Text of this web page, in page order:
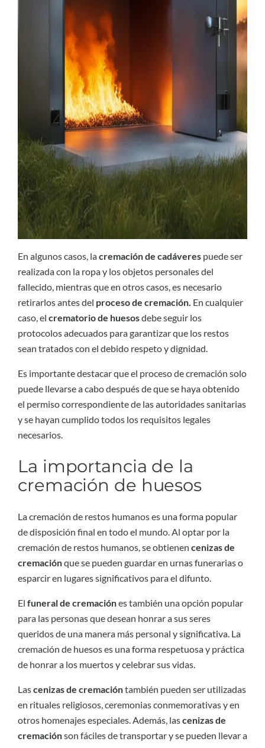
En algunos casos, lacremación de cadáveres puede ser
realizada con la ropa y los objetos personales del
fallecido, mientras que en otros casos, es necesario
retirarlos antes del proceso de cremación. En cualquier
caso, el crematorio de huesosdebe seguir los
protocolos adecuados para garantizar que los restos
sean tratados con el debido respeto y dignidad.
Es importante destacar que el proceso de cremación solo
puede llevarse a cabo después de que se haya obtenido
el permiso correspondiente de las autoridades sanitarias
y se hayan cumplido todos los requisitos legales
necesarios.
La importancia de la
cremación de huesos
La cremación de restos humanos es una forma popular
de disposición final en todo el mundo. Al optar por la
cremación de restos humanos, se obtienen cenizas de
cremaciónque se pueden guardar en urnas funerarias o
esparcir en lugares significativos para el difunto.
El funeral de cremaciónes también una opción popular
para las personas que desean honrar a sus seres
queridos de una manera más personal y significativa. La
cremación de huesos es una forma respetuosa y práctica
de honrar a los muertos y celebrar sus vidas.
Lascenizas de cremacióntambién pueden ser utilizadas
en rituales religiosos, ceremonias conmemorativas y en
otros homenajes especiales. Además, lascenizas de
cremaciónson fáciles de transportar y se pueden llevar a